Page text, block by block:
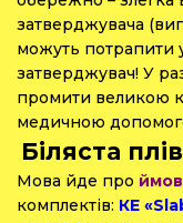
затверджувача
можуть потрапити
затверджувач! У
промити великою
медичною
Біляста
Мова йде про
комплектів: КЕ